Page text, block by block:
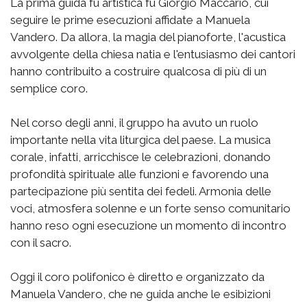
seguire le prime esecuzioni affidate a Manuela
Vandero. Da allora, la magia del pianoforte, l'acustica
avvolgente della chiesa natia e l'entusiasmo dei cantori
hanno contribuito a costruire qualcosa di più di un
semplice coro.
Nel corso degli anni, il gruppo ha avuto un ruolo
importante nella vita liturgica del paese. La musica
corale, infatti, arricchisce le celebrazioni, donando
profondità spirituale alle funzioni e favorendo una
partecipazione più sentita dei fedeli. Armonia delle
voci, atmosfera solenne e un forte senso comunitario
hanno reso ogni esecuzione un momento di incontro
con il sacro.
Oggi il coro polifonico è diretto e organizzato da
Manuela Vandero, che ne guida anche le esibizioni